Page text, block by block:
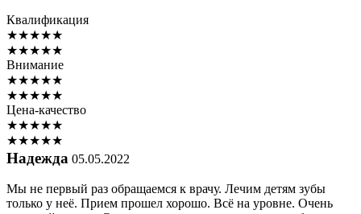
Квалификация
★★★★★
★★★★★
Внимание
★★★★★
★★★★★
Цена-качество
★★★★★
★★★★★
Надежда 05.05.2022
Мы не первый раз обращаемся к врачу. Лечим детям зубы
только у неё. Прием прошел хорошо. Всё на уровне. Очень